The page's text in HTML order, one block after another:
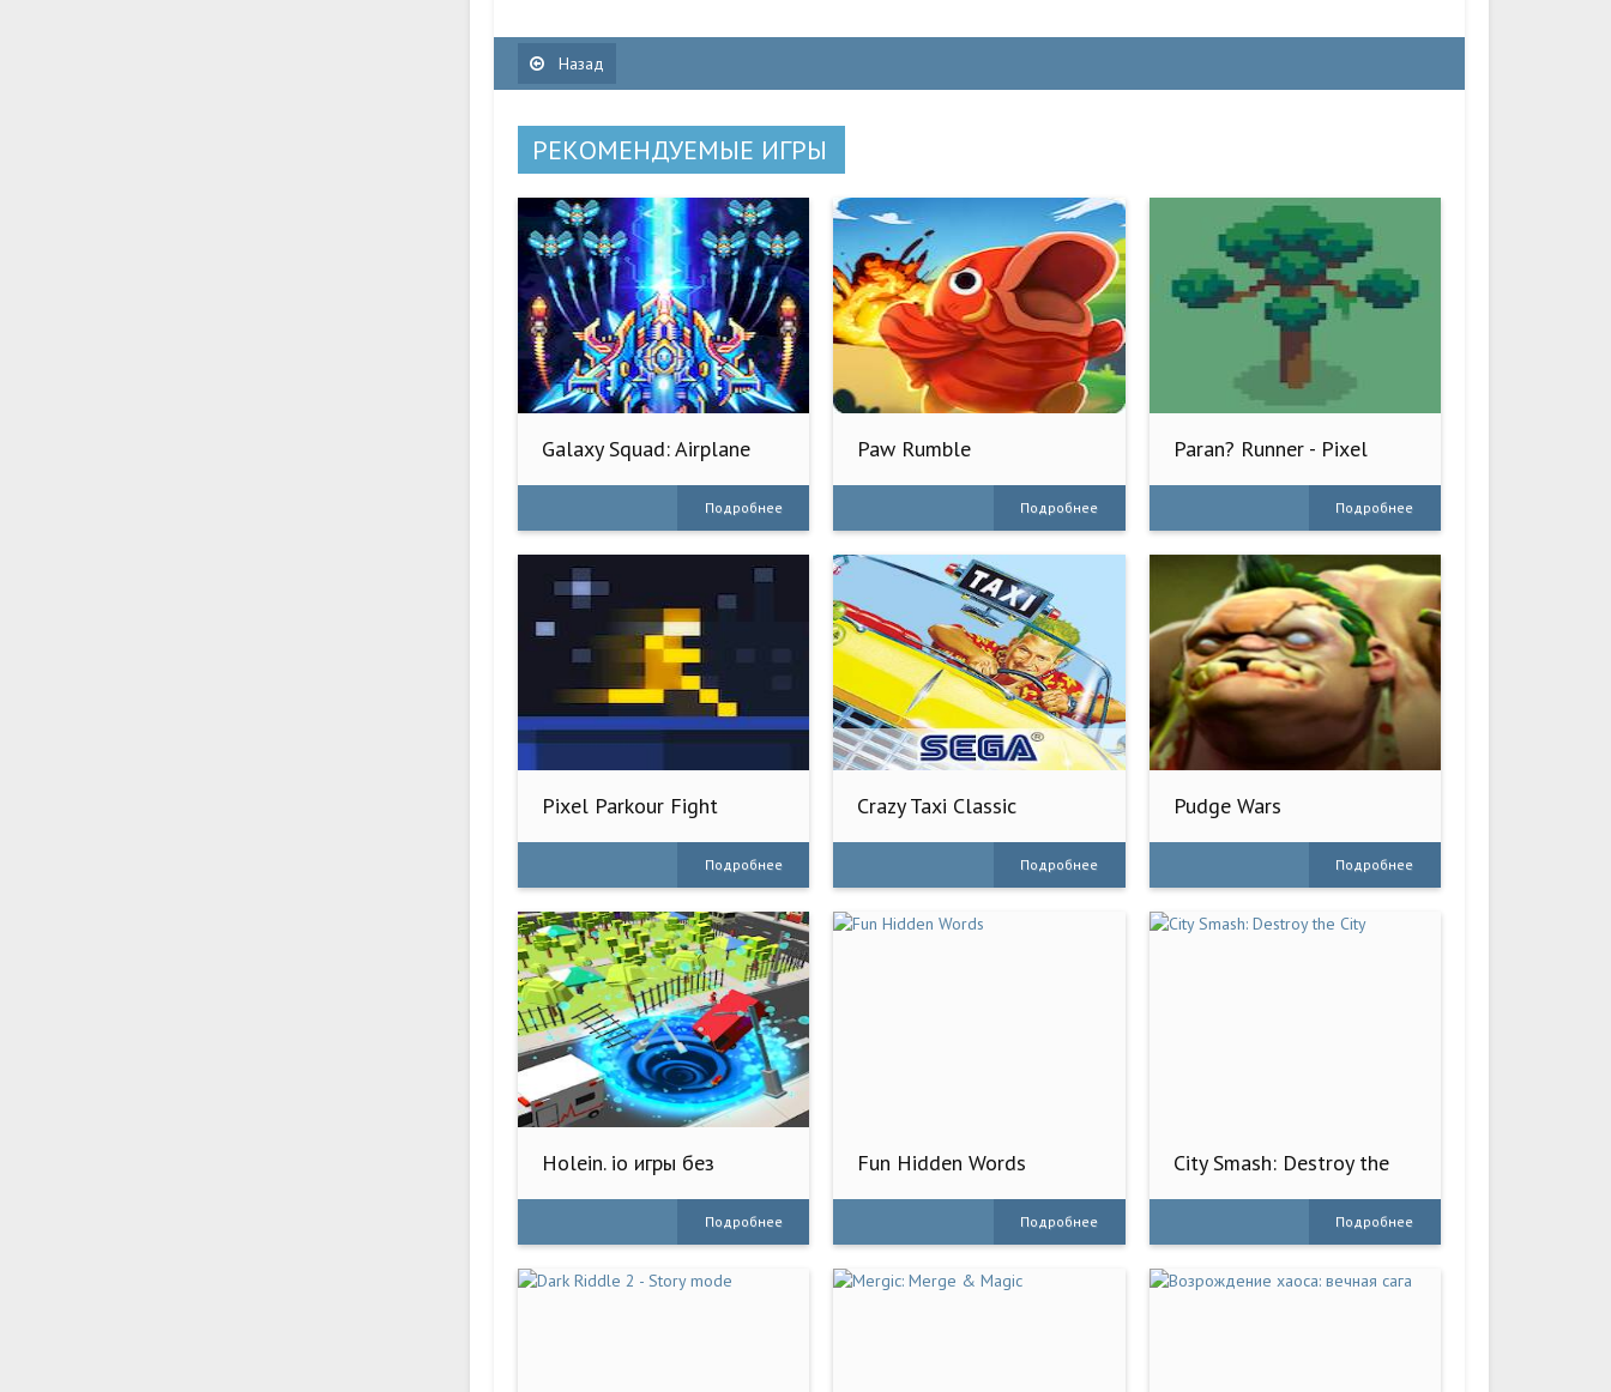
Назад
РЕКОМЕНДУЕМЫЕ ИГРЫ
Galaxy Squad: Airplane
Подробнее
Paw Rumble
Подробнее
Paran? Runner - Pixel
Подробнее
Pixel Parkour Fight
Подробнее
Crazy Taxi Classic
Подробнее
Pudge Wars
Подробнее
Holein. io игры без
Подробнее
Fun Hidden Words
Подробнее
City Smash: Destroy the
Подробнее